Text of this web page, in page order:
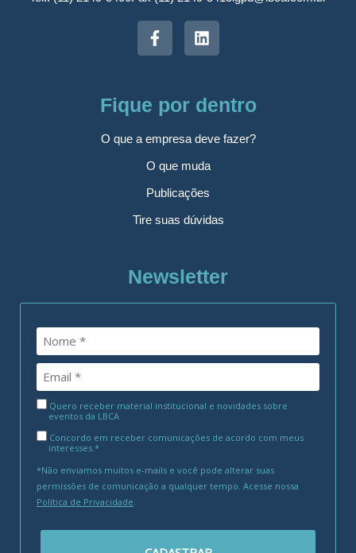
Fique por dentro
O que a empresa deve fazer?
O que muda
Publicações
Tire suas dúvidas
Newsletter
Quero receber material institucional e novidades sobre
eventos da LBCA
Concordo em receber comunicações de acordo com meus
interesses.*
*Não enviamos muitos e-mails e você pode alterar suas
permissões de comunicação a qualquer tempo. Acesse nossa
Política de Privacidade